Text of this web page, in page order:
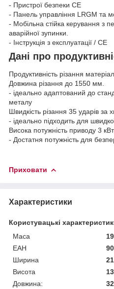
- Пристрої безпеки CE
- Панель управління LRGM та
- Мобільна стійка керування з
аварійної зупинки.
- Інструкція з експлуатації / CE
Дані про
Продуктивність різання
Довжина різання до 1550 мм.
- ідеально адаптований до
металу
Швидкість різання 35 ударів за
- ідеально підходить для
Висока потужність приводу 3 кВт
- Достатня потужність для
Приховати
Характеристики
Користувацькі
Маса
ЕАН
Ширина
Висота
Довжина: